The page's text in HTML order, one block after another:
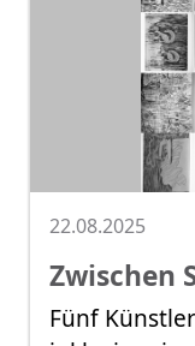
22.08.2025
Zwischen
Fünf